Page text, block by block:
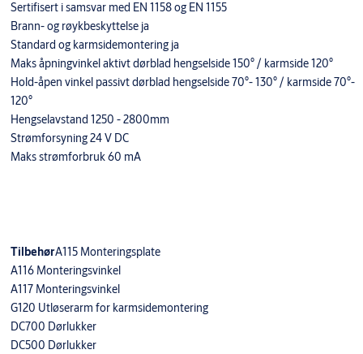
Sertifisert i samsvar med EN 1158 og EN 1155
Brann- og røykbeskyttelse ja
Standard og karmsidemontering ja
Maks åpningvinkel aktivt dørblad hengselside 150° / karmside 120°
Hold-åpen vinkel passivt dørblad hengselside 70°- 130° / karmside 70°-
120°
Hengselavstand 1250 - 2800mm
Strømforsyning 24 V DC
Maks strømforbruk 60 mA
TilbehørA115 Monteringsplate
A116 Monteringsvinkel
A117 Monteringsvinkel
G120 Utløserarm for karmsidemontering
DC700 Dørlukker
DC500 Dørlukker